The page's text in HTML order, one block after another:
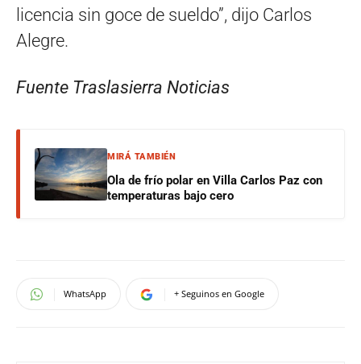
licencia sin goce de sueldo”, dijo Carlos
Alegre.
Fuente Traslasierra Noticias
MIRÁ TAMBIÉN
Ola de frío polar en Villa Carlos Paz con
temperaturas bajo cero
WhatsApp + Seguinos en Google